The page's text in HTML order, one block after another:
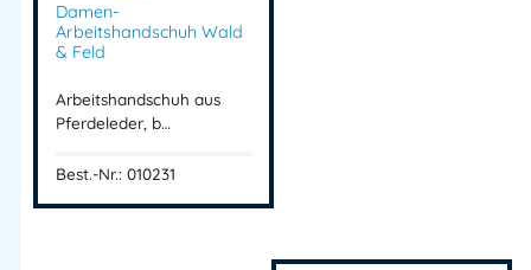
Mehr Information E-Mail: info@bannenberg.at
Damen-
Arbeitshandschuh Wald
& Feld
Arbeitshandschuh aus
Pferdeleder, b…
Best.-Nr.: 010231